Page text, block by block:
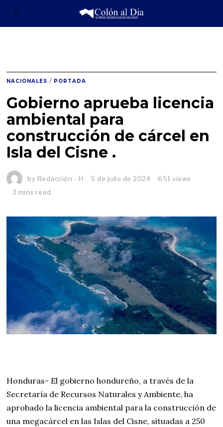
NACIONALES / PORTADA
Gobierno aprueba licencia
ambiental para
construcción de cárcel en
Isla del Cisne .
by Redacción - H 5 de julio de 2024
651 views
3 mins read
Honduras- El gobierno hondureño, a través de la
Secretaría de Recursos Naturales y Ambiente, ha
aprobado la licencia ambiental para la construcción de
una megacárcel en las Islas del Cisne, situadas a 250